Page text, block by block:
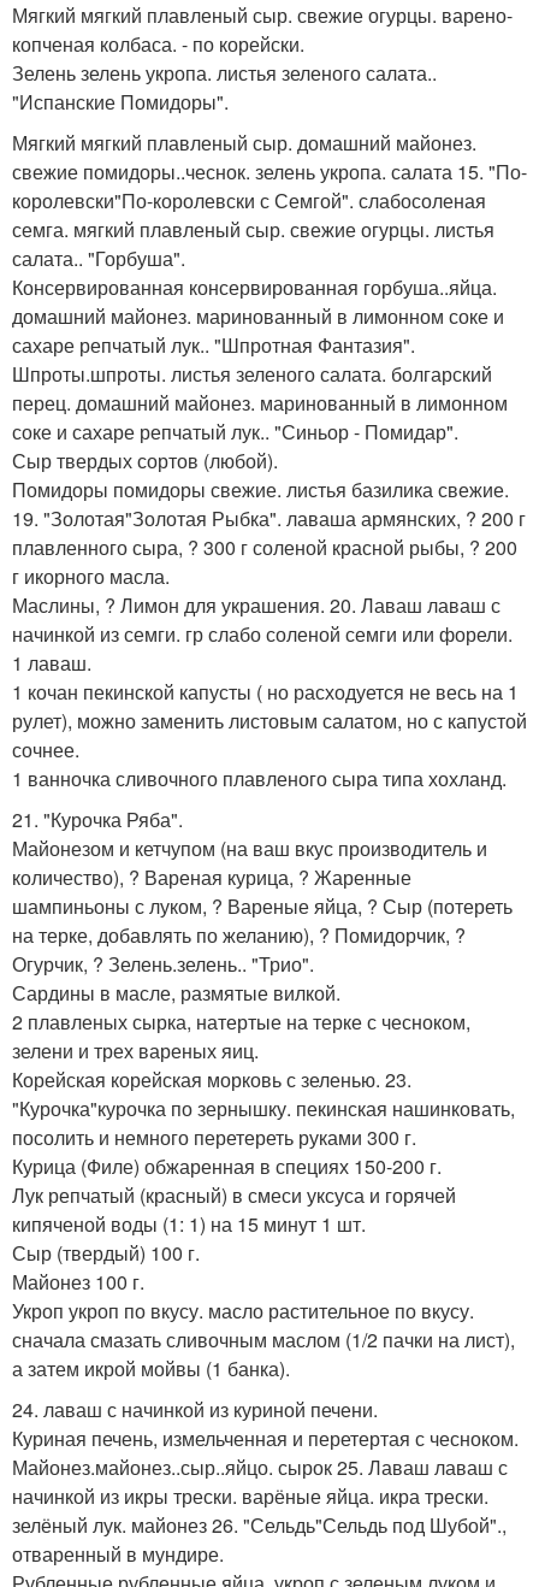
Мягкий мягкий плавленый сыр. свежие огурцы. варено-
копченая колбаса. - по корейски.
Зелень зелень укропа. листья зеленого салата..
"Испанские Помидоры".
Мягкий мягкий плавленый сыр. домашний майонез.
свежие помидоры..чеснок. зелень укропа. салата 15. "По-
королевски"По-королевски с Семгой". слабосоленая
семга. мягкий плавленый сыр. свежие огурцы. листья
салата.. "Горбуша".
Консервированная консервированная горбуша..яйца.
домашний майонез. маринованный в лимонном соке и
сахаре репчатый лук.. "Шпротная Фантазия".
Шпроты.шпроты. листья зеленого салата. болгарский
перец. домашний майонез. маринованный в лимонном
соке и сахаре репчатый лук.. "Синьор - Помидар".
Сыр твердых сортов (любой).
Помидоры помидоры свежие. листья базилика свежие.
19. "Золотая"Золотая Рыбка". лаваша армянских, ? 200 г
плавленного сыра, ? 300 г соленой красной рыбы, ? 200
г икорного масла.
Маслины, ? Лимон для украшения. 20. Лаваш лаваш с
начинкой из семги. гр слабо соленой семги или форели.
1 лаваш.
1 кочан пекинской капусты ( но расходуется не весь на 1
рулет), можно заменить листовым салатом, но с капустой
сочнее.
1 ванночка сливочного плавленого сыра типа хохланд.
21. "Курочка Ряба".
Майонезом и кетчупом (на ваш вкус производитель и
количество), ? Вареная курица, ? Жаренные
шампиньоны с луком, ? Вареные яйца, ? Сыр (потереть
на терке, добавлять по желанию), ? Помидорчик, ?
Огурчик, ? Зелень.зелень.. "Трио".
Сардины в масле, размятые вилкой.
2 плавленых сырка, натертые на терке с чесноком,
зелени и трех вареных яиц.
Корейская корейская морковь с зеленью. 23.
"Курочка"курочка по зернышку. пекинская нашинковать,
посолить и немного перетереть руками 300 г.
Курица (Филе) обжаренная в специях 150-200 г.
Лук репчатый (красный) в смеси уксуса и горячей
кипяченой воды (1: 1) на 15 минут 1 шт.
Сыр (твердый) 100 г.
Майонез 100 г.
Укроп укроп по вкусу. масло растительное по вкусу.
сначала смазать сливочным маслом (1/2 пачки на лист),
а затем икрой мойвы (1 банка).
24. лаваш с начинкой из куриной печени.
Куриная печень, измельченная и перетертая с чесноком.
Майонез.майонез..сыр..яйцо. сырок 25. Лаваш лаваш с
начинкой из икры трески. варёные яйца. икра трески.
зелёный лук. майонез 26. "Сельдь"Сельдь под Шубой".,
отваренный в мундире.